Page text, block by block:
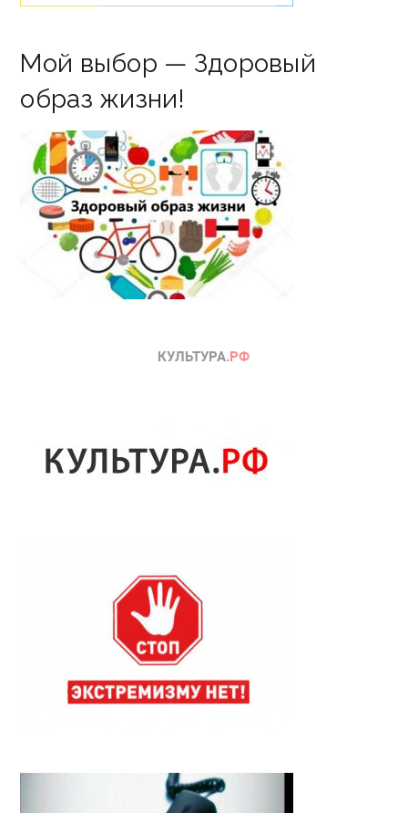
Мой выбор — Здоровый
образ жизни!